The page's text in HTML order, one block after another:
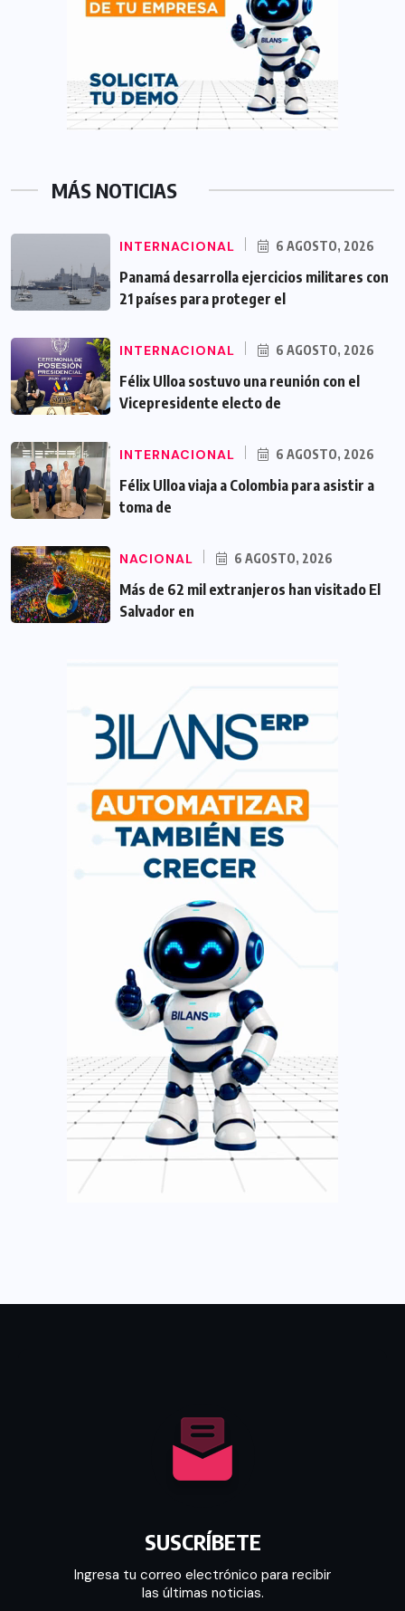
MÁS NOTICIAS
INTERNACIONAL 6 AGOSTO, 2026
Panamá desarrolla ejercicios militares con
21 países para proteger el
INTERNACIONAL 6 AGOSTO, 2026
Félix Ulloa sostuvo una reunión con el
Vicepresidente electo de
INTERNACIONAL 6 AGOSTO, 2026
Félix Ulloa viaja a Colombia para asistir a
toma de
NACIONAL 6 AGOSTO, 2026
Más de 62 mil extranjeros han visitado El
Salvador en
SUSCRÍBETE
Ingresa tu correo electrónico para recibir
las últimas noticias.